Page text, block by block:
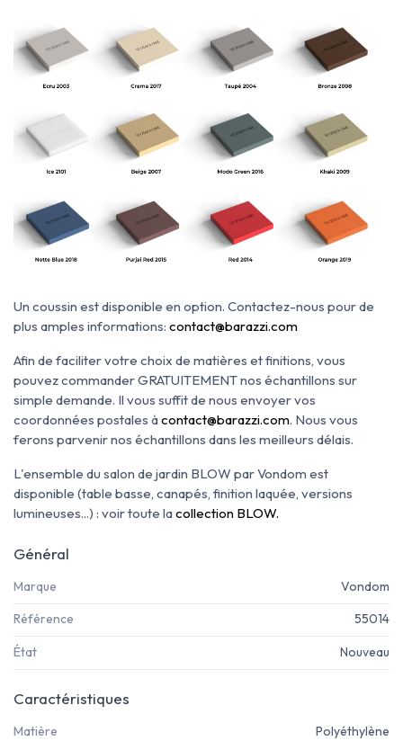
Un coussin est disponible en option. Contactez-nous pour de
plus amples informations: contact@barazzi.com
Afin de faciliter votre choix de matières et finitions, vous
pouvez commander GRATUITEMENT nos échantillons sur
simple demande. Il vous suffit de nous envoyer vos
coordonnées postales àcontact@barazzi.com. Nous vous
ferons parvenir nos échantillons dans les meilleurs délais.
L'ensemble du salon de jardin BLOW par Vondom est
disponible (table basse, canapés, finition laquée, versions
lumineuses...) : voir toute lacollection BLOW.
Général
Marque Vondom
Référence 55014
État Nouveau
Caractéristiques
Matière Polyéthylène